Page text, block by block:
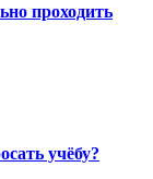
проходить
учёбу?